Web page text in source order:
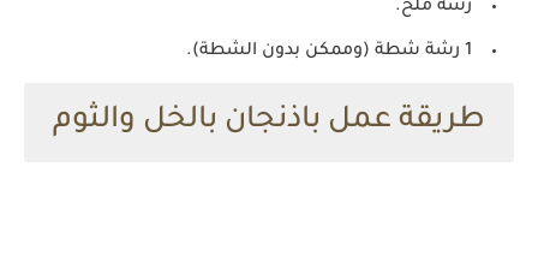
رشة ملح.
1 رشة شطة (وممكن بدون الشطة).
طريقة عمل باذنجان بالخل والثوم